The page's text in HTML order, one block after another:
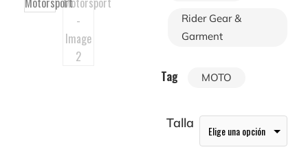
Rider Gear &
Garment
Tag MOTO
Talla